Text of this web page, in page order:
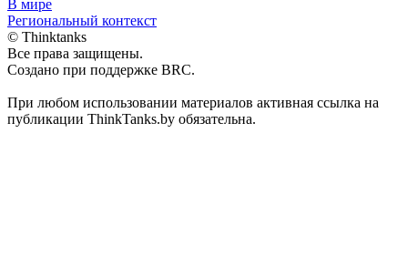
В мире
Региональный контекст
© Thinktanks
Все права защищены.
Создано при поддержке BRC.
При любом использовании материалов активная ссылка на
публикации ThinkTanks.by обязательна.